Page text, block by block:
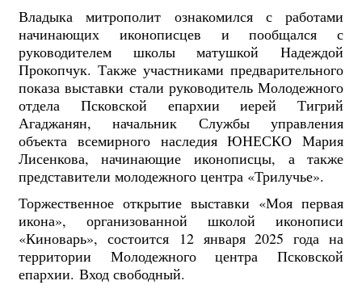
Владыка митрополит ознакомился с работами
начинающих иконописцев и пообщался с
руководителем школы матушкой Надеждой
Прокопчук. Также участниками предварительного
показа выставки стали руководитель Молодежного
отдела Псковской епархии иерей Тигрий
Агаджанян, начальник Службы управления
объекта всемирного наследия ЮНЕСКО Мария
Лисенкова, начинающие иконописцы, а также
представители молодежного центра «Трилучье».
Торжественное открытие выставки «Моя первая
икона», организованной школой иконописи
«Киноварь», состоится 12 января 2025 года на
территории Молодежного центра Псковской
епархии. Вход свободный.